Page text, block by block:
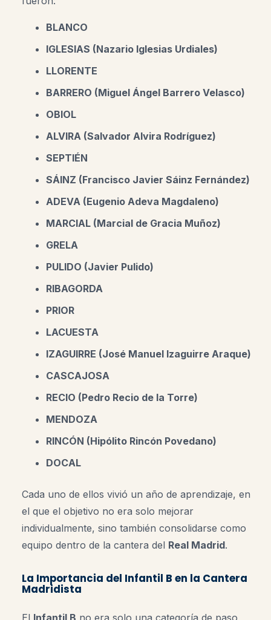
BLANCO
IGLESIAS (Nazario Iglesias Urdiales)
LLORENTE
BARRERO (Miguel Ángel Barrero Velasco)
OBIOL
ALVIRA (Salvador Alvira Rodríguez)
SEPTIÉN
SÁINZ (Francisco Javier Sáinz Fernández)
ADEVA (Eugenio Adeva Magdaleno)
MARCIAL (Marcial de Gracia Muñoz)
GRELA
PULIDO (Javier Pulido)
RIBAGORDA
PRIOR
LACUESTA
IZAGUIRRE (José Manuel Izaguirre Araque)
CASCAJOSA
RECIO (Pedro Recio de la Torre)
MENDOZA
RINCÓN (Hipólito Rincón Povedano)
DOCAL
Cada uno de ellos vivió un año de aprendizaje, en
el que el objetivo no era solo mejorar
individualmente, sino también consolidarse como
equipo dentro de la cantera del Real Madrid.
La Importancia del Infantil B en la Cantera
Madridista
El Infantil B no era solo una categoría de paso